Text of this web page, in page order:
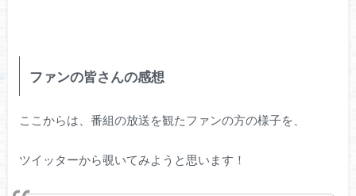
ファンの皆さんの感想
ここからは、番組の放送を観たファンの方の様子を、
ツイッターから覗いてみようと思います！